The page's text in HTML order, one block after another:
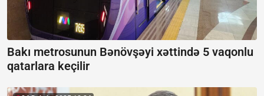
Bakı metrosunun Bənövşəyi xəttində 5 vaqonlu
qatarlara keçilir